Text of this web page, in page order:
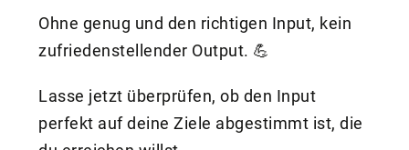
Ohne genug und den richtigen Input, kein
zufriedenstellender Output. 💪
Lasse jetzt überprüfen, ob den Input
perfekt auf deine Ziele abgestimmt ist, die